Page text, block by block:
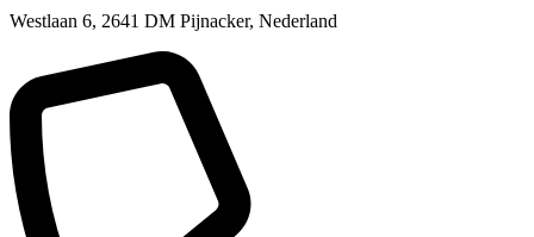
Westlaan 6, 2641 DM Pijnacker, Nederland